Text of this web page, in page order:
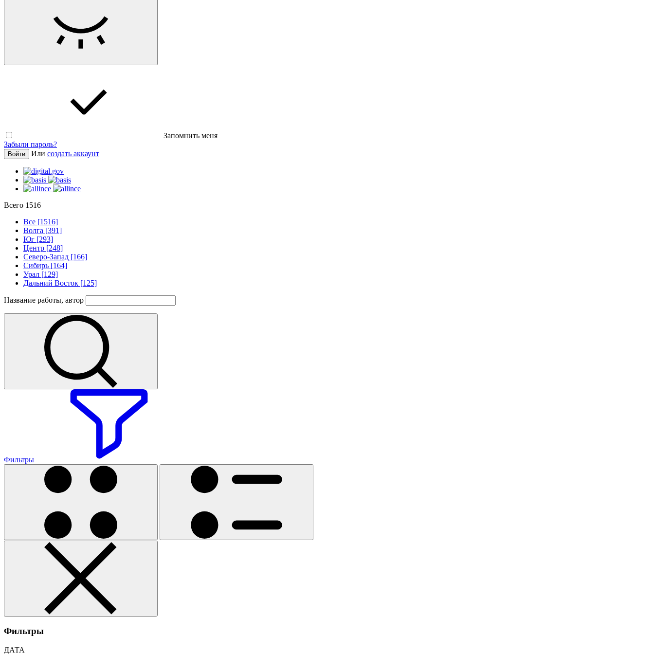
Запомнить меня
Забыли пароль?
Войти Или создать аккаунт
Всего 1516
Все [1516]
Волга [391]
Юг [293]
Центр [248]
Северо-Запад [166]
Сибирь [164]
Урал [129]
Дальний Восток [125]
Название работы, автор
Фильтры
Фильтры
ДАТА